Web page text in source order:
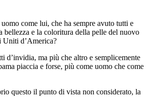
come lui, che ha sempre avuto tutti e
bellezza e la coloritura della pelle del nuovo
Uniti d’America?
d’invidia, ma più che altro e semplicemente
piaccia e forse, più come uomo che come
questo il punto di vista non considerato, la